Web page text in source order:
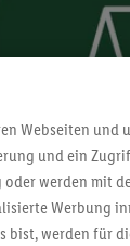
Webseiten und
und ein
werden mit
Werbung
bist, werden für